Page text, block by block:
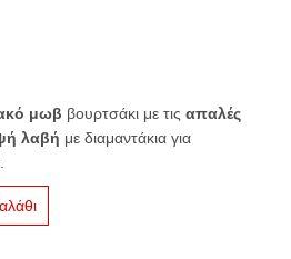
μωβ βουρτσάκι με τις απαλές
λαβή με διαμαντάκια για